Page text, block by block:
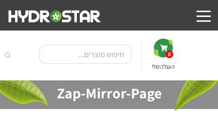
0
העגלה שלי
Zap-Mirror-Page